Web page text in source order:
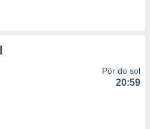
Pôr do sol
20:59